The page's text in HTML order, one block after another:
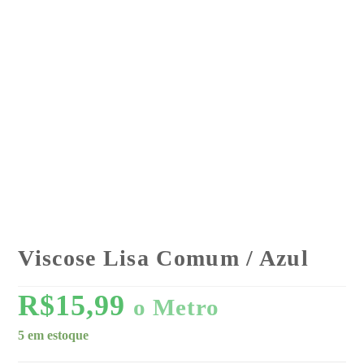
Viscose Lisa Comum / Azul
R$15,99 o Metro
5 em estoque